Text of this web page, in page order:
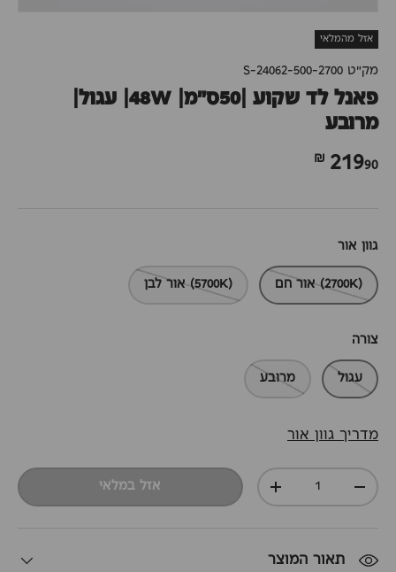
אזל מהמלאי
מק"ט S-24062-500-2700
פאנל לד שקוע |50ס"מ| 48W| עגול|
מרובע
21990 ₪
גוון אור
(2700K) אור חם (5700K) אור לבן
צורה
עגול מרובע
מדריך גוון אור
כמות
+ אזל במלאי
תאור המוצר